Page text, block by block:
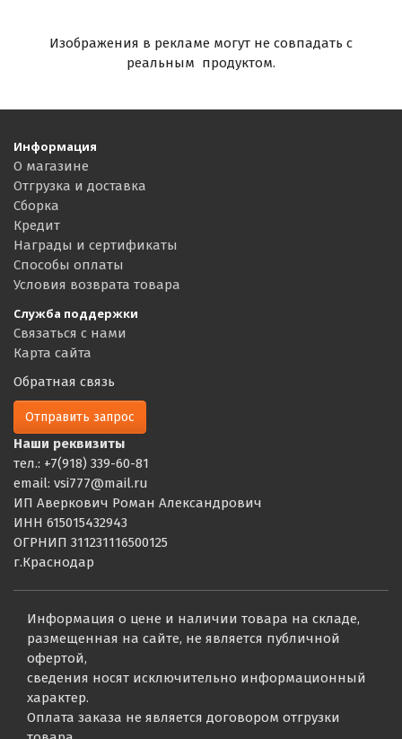
Изображения в рекламе могут не совпадать с
реальным продуктом.
Информация
О магазине
Отгрузка и доставка
Сборка
Кредит
Награды и сертификаты
Способы оплаты
Условия возврата товара
Служба поддержки
Связаться с нами
Карта сайта
Обратная связь
Отправить запрос
Наши реквизиты
тел.: +7(918) 339-60-81
email: vsi777@mail.ru
ИП Аверкович Роман Александрович
ИНН 615015432943
ОГРНИП 311231116500125
г.Краснодар
Информация о цене и наличии товара на складе,
размещенная на сайте, не является публичной
офертой,
сведения носят исключительно информационный
характер.
Оплата заказа не является договором отгрузки